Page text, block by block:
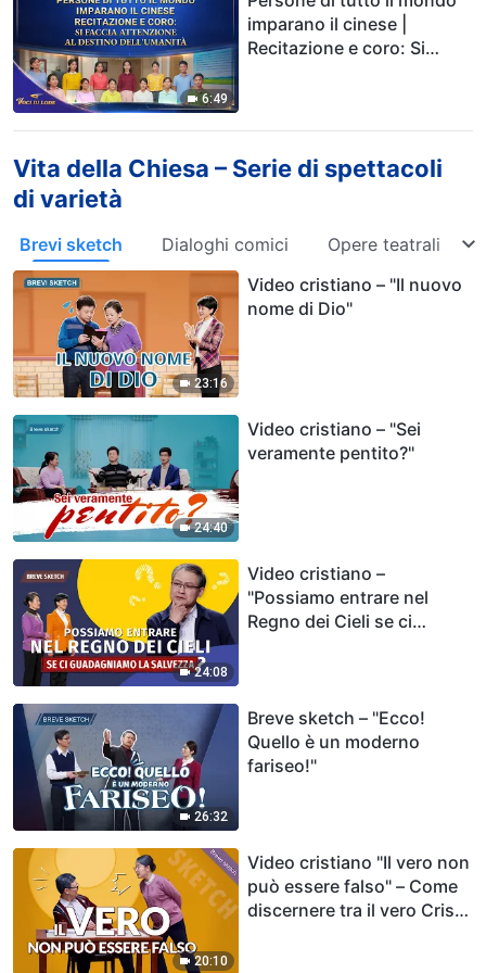
6:49
imparano il cinese |
Recitazione e coro: Si
Vita della Chiesa – Serie di spettacoli
di varietà
Brevi sketch Dialoghi comici Opere teatrali
23:16
Video cristiano – "Il nuovo
nome di Dio"
24:40
Video cristiano – "Sei
veramente pentito?"
24:08
Video cristiano –
"Possiamo entrare nel
Regno dei Cieli se ci
26:32
Breve sketch – "Ecco!
Quello è un moderno
fariseo!"
20:10
Video cristiano "Il vero non
può essere falso" – Come
discernere tra il vero Cristo